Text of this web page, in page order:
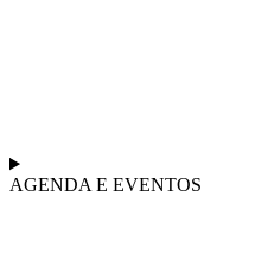
AGENDA E EVENTOS